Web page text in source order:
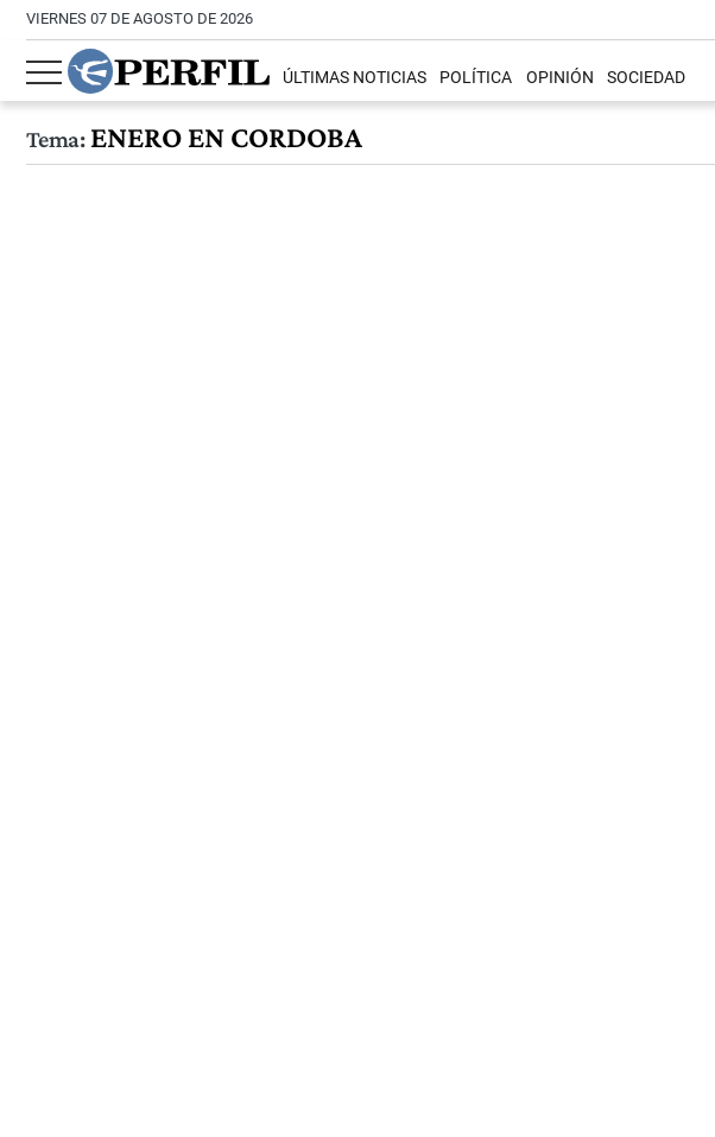
VIERNES 07 DE AGOSTO DE 2026
ÚLTIMAS NOTICIAS POLÍTICA OPINIÓN SOCIEDAD
Tema:ENERO EN CORDOBA